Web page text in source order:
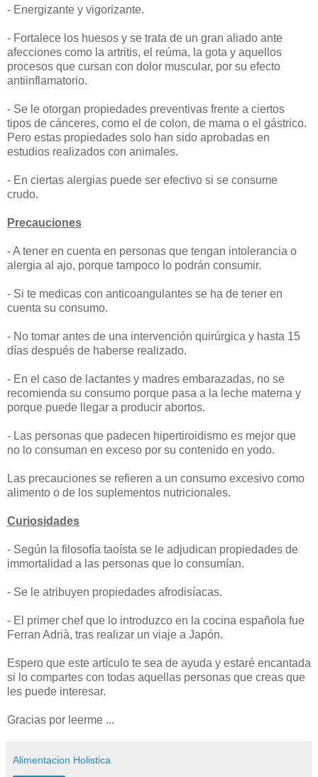
- Energizante y vigorizante.
- Fortalece los huesos y se trata de un gran aliado ante
afecciones como la artritis, el reúma, la gota y aquellos
procesos que cursan con dolor muscular, por su efecto
antiinflamatorio.
- Se le otorgan propiedades preventivas frente a ciertos
tipos de cánceres, como el de colon, de mama o el gástrico.
Pero estas propiedades solo han sido aprobadas en
estudios realizados con animales.
- En ciertas alergias puede ser efectivo si se consume
crudo.
Precauciones
- A tener en cuenta en personas que tengan intolerancia o
alergia al ajo, porque tampoco lo podrán consumir.
- Si te medicas con anticoangulantes se ha de tener en
cuenta su consumo.
- No tomar antes de una intervención quirúrgica y hasta 15
días después de haberse realizado.
- En el caso de lactantes y madres embarazadas, no se
recomienda su consumo porque pasa a la leche materna y
porque puede llegar a producir abortos.
- Las personas que padecen hipertiroidismo es mejor que
no lo consuman en exceso por su contenido en yodo.
Las precauciones se refieren a un consumo excesivo como
alimento o de los suplementos nutricionales.
Curiosidades
- Según la filosofía taoísta se le adjudican propiedades de
immortalidad a las personas que lo consumían.
- Se le atribuyen propiedades afrodisíacas.
- El primer chef que lo introduzco en la cocina española fue
Ferran Adrià, tras realizar un viaje a Japón.
Espero que este artículo te sea de ayuda y estaré encantada
si lo compartes con todas aquellas personas que creas que
les puede interesar.
Gracias por leerme ...
Alimentacion Holistica